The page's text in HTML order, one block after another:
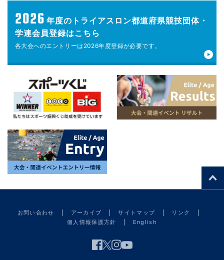
2026 年度の トライアスロン都道府県競技団体・
学連会員登録はこちら
各大会へのエントリーは 2026年度登録が必要です。
お問い合わせ アーカイブ サイトマップ
リンク
個人情報保護方針
English